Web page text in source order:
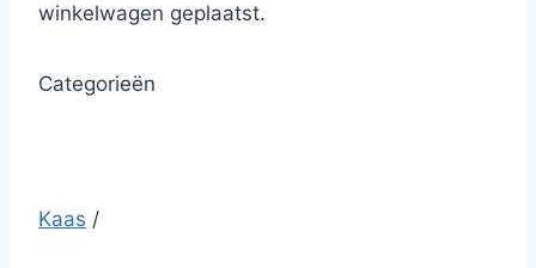
winkelwagen geplaatst.
Categorieën
Kaas /